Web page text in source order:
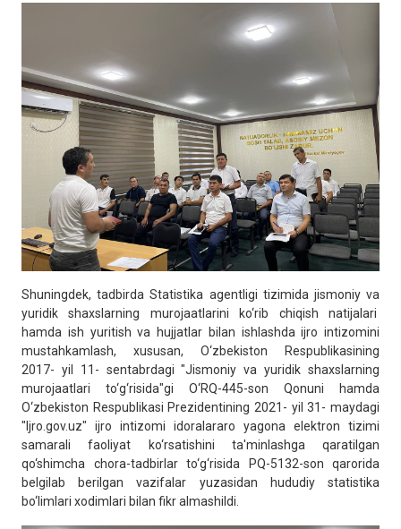
Shuningdek, tadbirda Statistika agentligi tizimida jismoniy va
yuridik shaxslarning murojaatlarini ko‘rib chiqish natijalari
hamda ish yuritish va hujjatlar bilan ishlashda ijro intizomini
mustahkamlash, xususan, O‘zbekiston Respublikasining
2017- yil 11- sentabrdagi "Jismoniy va yuridik shaxslarning
murojaatlari to‘g‘risida"gi O‘RQ-445-son Qonuni hamda
O‘zbekiston Respublikasi Prezidentining 2021- yil 31- maydagi
"Ijro.gov.uz" ijro intizomi idoralararo yagona elektron tizimi
samarali faoliyat ko‘rsatishini ta'minlashga qaratilgan
qo‘shimcha chora-tadbirlar to‘g‘risida PQ-5132-son qarorida
belgilab berilgan vazifalar yuzasidan hududiy statistika
bo‘limlari xodimlari bilan fikr almashildi.